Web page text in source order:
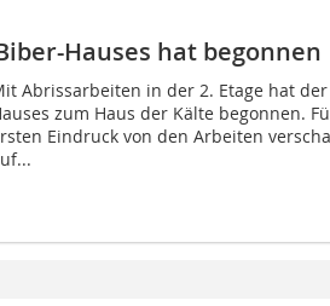
Hauses hat begonnen
Abrissarbeiten in der 2. Etage hat
zum Haus der Kälte begonnen.
Eindruck von den Arbeiten